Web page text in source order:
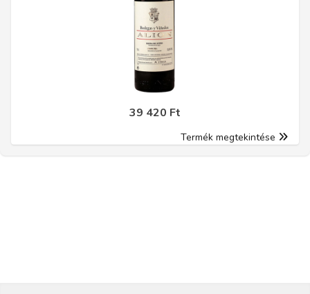
39 420 Ft
Termék megtekintése